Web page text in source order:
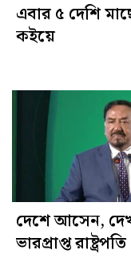
এবার ৫ দেশি
কইয়ে
দেশে আসেন,
ভারপ্রাপ্ত রাষ্ট্রপতি